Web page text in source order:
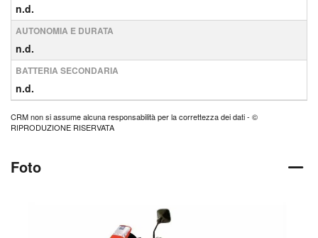
n.d.
AUTONOMIA E DURATA
n.d.
BATTERIA SECONDARIA
n.d.
CRM non si assume alcuna responsabilità per la correttezza dei dati - ©
RIPRODUZIONE RISERVATA
Foto